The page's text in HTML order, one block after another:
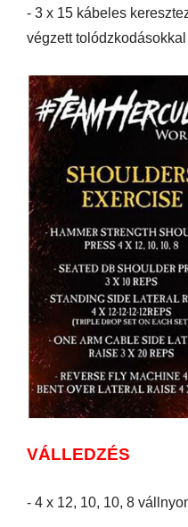
- 3 x 15 kábeles
végzett tolódzkodásokkal
VÁLLEDZÉS
- 4 x 12, 10, 10, 8